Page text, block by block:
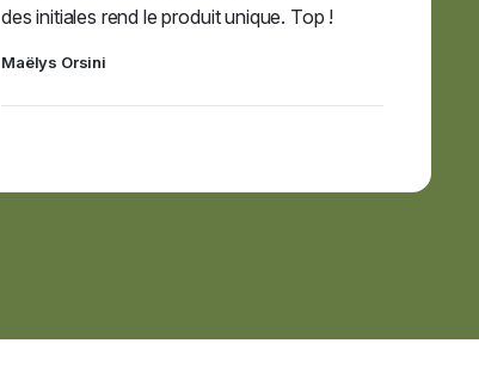
des initiales rend le produit unique. Top !
Maëlys Orsini